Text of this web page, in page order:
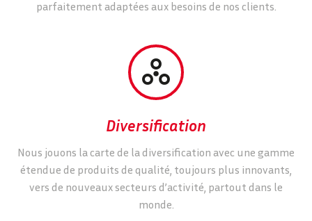
parfaitement adaptées aux besoins de nos clients.


Diversification
Nous jouons la carte de la diversification avec une gamme
étendue de produits de qualité, toujours plus innovants,
vers de nouveaux secteurs d’activité, partout dans le
monde.